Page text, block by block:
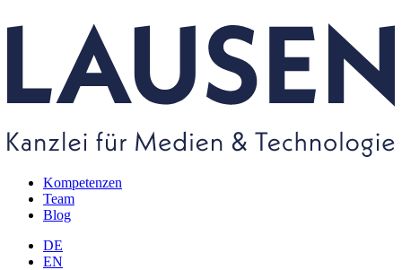
Kompetenzen
Team
Blog
DE
EN